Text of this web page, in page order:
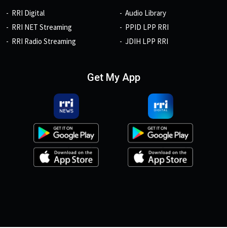
RRI Digital
RRI NET Streaming
RRI Radio Streaming
Audio Library
PPID LPP RRI
JDIH LPP RRI
Get My App